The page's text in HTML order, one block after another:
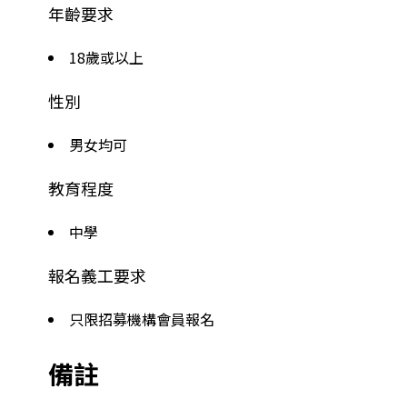
年齡要求
18歲或以上
性別
男女均可
教育程度
中學
報名義工要求
只限招募機構會員報名
備註